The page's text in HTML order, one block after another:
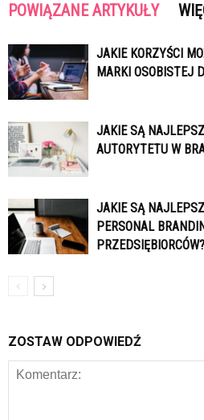
POWIĄZANE ARTYKUŁY
JAKIE KORZYŚCI
MARKI OSOBISTEJ
JAKIE SĄ
AUTORYTETU W
JAKIE SĄ
PERSONAL
PRZEDSIĘBIORCÓW?
ZOSTAW ODPOWIEDŹ